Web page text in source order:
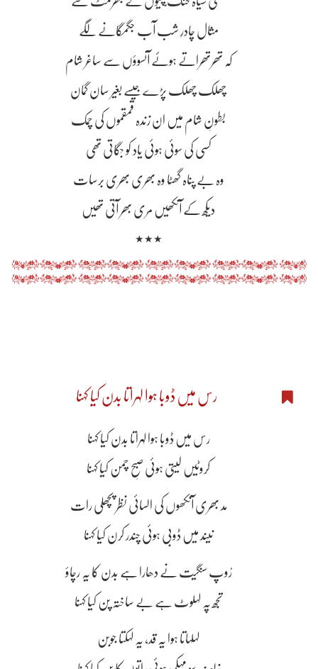
مثال چادرِ شب آب جگمگانے لگے
کہ تھرتھراتے ہوئے آنسوؤں سے ساغر شام
چھلک چھلک پڑے جیسے بغیر سان گمان
بطونِ شام میں ان زندہ قمقموں کی چمک
کسی کی سوئی ہوئی یاد کو جگاتی تھی
وہ بے پناہ گھٹا وہ بھری بھری برسات
دیکھ کے آنکھیں مری بھر آتی تھیں
٭٭٭
رس میں ڈوبا ہوا لہراتا بدن کیا کہنا
رس میں ڈوبا ہوا لہراتا بدن کیا کہنا
کروٹیں لیتی ہوئی صبحِ چمن کیا کہنا
مد بھری آنکھوں کی السائی نظر پچھلی رات
نیند میں ڈوبی ہوئی چندر کرن کیا کہنا
رُوپ سنگیت نے دھارا ہے بدن کا یہ رچاؤ
تجھ پہ لہلوٹ ہے بے ساختہ پن کیا کہنا
لہلہاتا ہوا یہ قد، یہ لہکتا جوبن